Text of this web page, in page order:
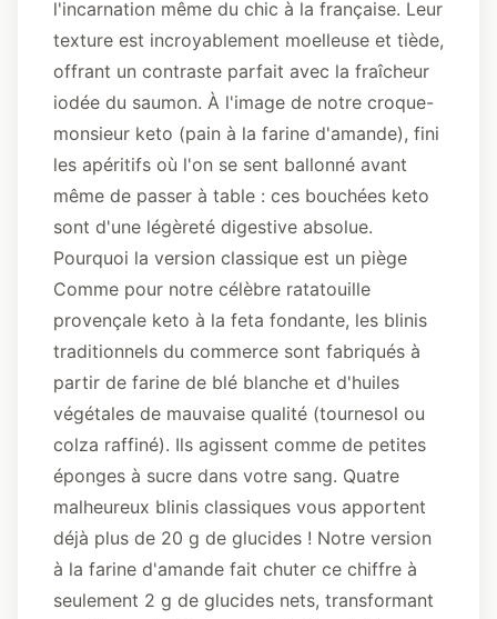
l'incarnation même du chic à la française. Leur
texture est incroyablement moelleuse et tiède,
offrant un contraste parfait avec la fraîcheur
iodée du saumon. À l'image de notre croque-
monsieur keto (pain à la farine d'amande), fini
les apéritifs où l'on se sent ballonné avant
même de passer à table : ces bouchées keto
sont d'une légèreté digestive absolue.
Pourquoi la version classique est un piège
Comme pour notre célèbre ratatouille
provençale keto à la feta fondante, les blinis
traditionnels du commerce sont fabriqués à
partir de farine de blé blanche et d'huiles
végétales de mauvaise qualité (tournesol ou
colza raffiné). Ils agissent comme de petites
éponges à sucre dans votre sang. Quatre
malheureux blinis classiques vous apportent
déjà plus de 20 g de glucides ! Notre version
à la farine d'amande fait chuter ce chiffre à
seulement 2 g de glucides nets, transformant